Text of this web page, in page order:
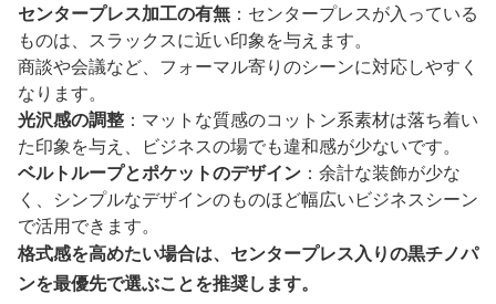
センタープレス加工の有無 ：センタープレスが入っている
ものは、スラックスに近い印象を与えます。
商談や会議など、フォーマル寄りのシーンに対応しやすく
なります。
光沢感の調整 ：マットな質感のコットン系素材は落ち着い
た印象を与え、ビジネスの場でも違和感が少ないです。
ベルトループとポケットのデザイン ：余計な装飾が少な
く、シンプルなデザインのものほど幅広いビジネスシーン
で活用できます。
格式感を高めたい場合は、センタープレス入りの黒チノパ
ンを最優先で選ぶことを推奨します。